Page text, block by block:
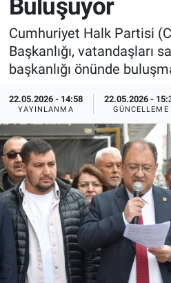
Buluşuyor
Cumhuriyet Halk Partisi
Başkanlığı, vatandaşları
başkanlığı önünde
22.05.2026 - 14:58
YAYINLANMA
22.05.2026 -
GÜNCELLEME
Sağlık
Yerel
Genel
Asayiş
İlan - Duyuru- Mesaj
Türkiye Gündemi
Sizden Gelenler
Yaşam
Sağlık
Eğitim
Kültür
3.Sayfa
İlan - Duyuru- Mesaj
Türkiye Gündemi
Sizden Gelenler